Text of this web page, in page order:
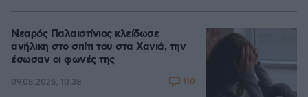
Νεαρός Παλαιστίνιος κλείδωσε
ανήλικη στο σπίτι του στα Χανιά, την
έσωσαν οι φωνές της
09.08.2026, 10:38 110